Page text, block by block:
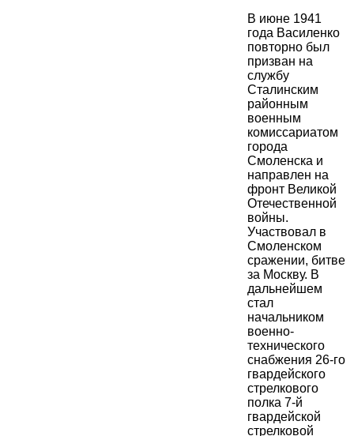
В июне 1941
года Василенко
повторно был
призван на
службу
Сталинским
районным
военным
комиссариатом
города
Смоленска и
направлен на
фронт Великой
Отечественной
войны.
Участвовал в
Смоленском
сражении, битве
за Москву. В
дальнейшем
стал
начальником
военно-
технического
снабжения 26-го
гвардейского
стрелкового
полка 7-й
гвардейской
стрелковой